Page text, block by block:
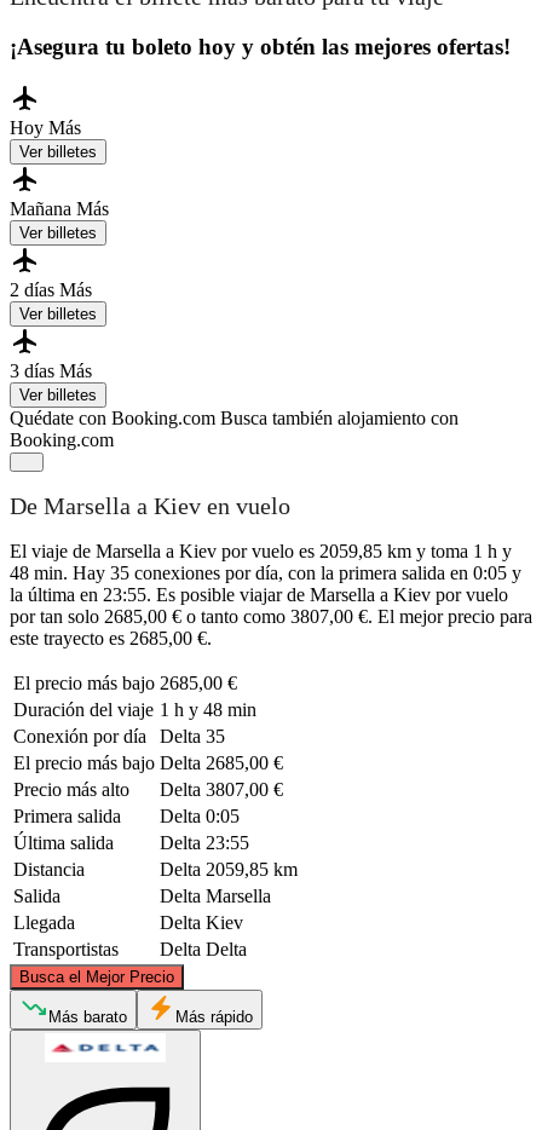
¡Asegura tu boleto hoy y obtén las mejores ofertas!
Hoy Más
Ver billetes
Mañana Más
Ver billetes
2 días Más
Ver billetes
3 días Más
Ver billetes
Quédate con Booking.com Busca también alojamiento con
Booking.com
De Marsella a Kiev en vuelo
El viaje de Marsella a Kiev por vuelo es 2059,85 km y toma 1 h y
48 min. Hay 35 conexiones por día, con la primera salida en 0:05 y
la última en 23:55. Es posible viajar de Marsella a Kiev por vuelo
por tan solo 2685,00 € o tanto como 3807,00 €. El mejor precio para
este trayecto es 2685,00 €.
El precio más bajo 2685,00 €
Duración del viaje 1 h y 48 min
Conexión por día
Delta 35
El precio más bajo Delta 2685,00 €
Precio más alto
Delta 3807,00 €
Primera salida
Delta 0:05
Última salida
Delta 23:55
Distancia
Delta 2059,85 km
Salida
Delta Marsella
Llegada
Delta Kiev
Transportistas
Delta Delta
Busca el Mejor Precio
Más barato Más rápido